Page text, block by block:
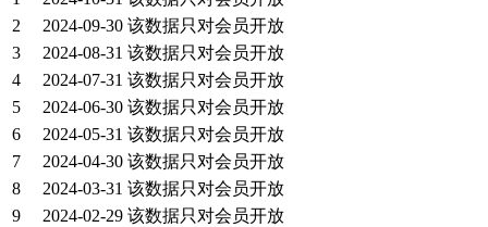
2
2024-09-30 该数据只对会员开放
3
2024-08-31 该数据只对会员开放
4
2024-07-31 该数据只对会员开放
5
2024-06-30 该数据只对会员开放
6
2024-05-31 该数据只对会员开放
7
2024-04-30 该数据只对会员开放
8
2024-03-31 该数据只对会员开放
9
2024-02-29 该数据只对会员开放